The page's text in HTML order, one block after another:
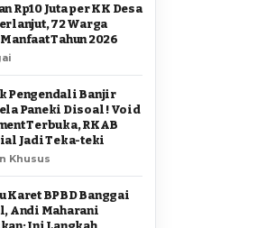
Rp10 Juta per KK Desa
72 Warga
Tahun 2026
Pengendali Banjir
Paneki Disoal ! Void
Terbuka, RKAB
Jadi Teka-teki
Khusus
Karet BPBD Banggai
Andi Maharani